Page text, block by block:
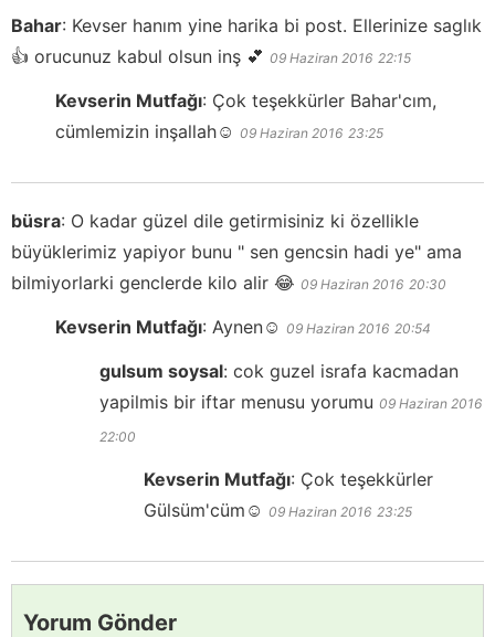
Bahar: Kevser hanım yine harika bi post. Ellerinize saglık
👍 orucunuz kabul olsun inş 💕 09 Haziran 2016 22:15
Kevserin Mutfağı: Çok teşekkürler Bahar'cım,
cümlemizin inşallah☺️ 09 Haziran 2016 23:25
büsra: O kadar güzel dile getirmisiniz ki özellikle
büyüklerimiz yapiyor bunu " sen gencsin hadi ye" ama
bilmiyorlarki genclerde kilo alir 😂 09 Haziran 2016 20:30
Kevserin Mutfağı: Aynen☺️ 09 Haziran 2016 20:54
gulsum soysal: cok guzel israfa kacmadan
yapilmis bir iftar menusu yorumu 09 Haziran 2016
22:00
Kevserin Mutfağı: Çok teşekkürler
Gülsüm'cüm☺️ 09 Haziran 2016 23:25
Yorum Gönder